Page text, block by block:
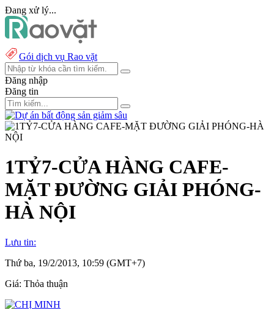
Đang xử lý...
Gói dịch vụ Rao vặt
Đăng nhập
Đăng tin
1TỶ7-CỬA HÀNG CAFE-
MẶT ĐƯỜNG GIẢI PHÓNG-
HÀ NỘI
Lưu tin:
Thứ ba, 19/2/2013, 10:59 (GMT+7)
Giá: Thỏa thuận